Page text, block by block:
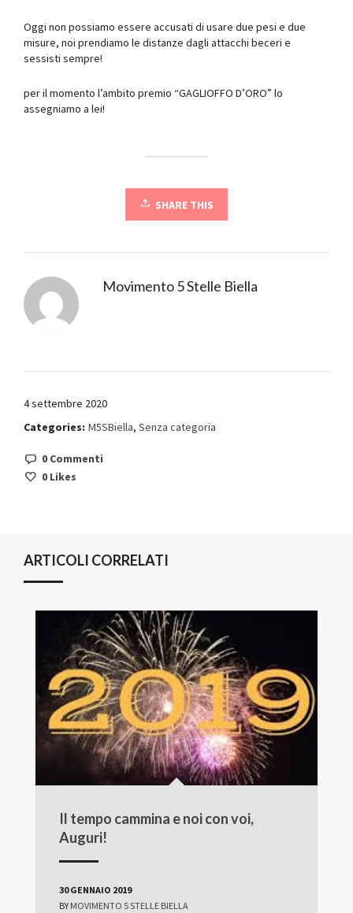
Oggi non possiamo essere accusati di usare due pesi e due
misure, noi prendiamo le distanze dagli attacchi beceri e
sessisti sempre!
per il momento l’ambito premio “GAGLIOFFO D’ORO” lo
assegniamo a lei!
SHARE THIS
Movimento 5 Stelle Biella
4 settembre 2020
Categories: M5SBiella, Senza categoria
0 Commenti
0 Likes
ARTICOLI CORRELATI
Il tempo cammina e noi con voi,
Auguri!
30 GENNAIO 2019
BY MOVIMENTO 5 STELLE BIELLA